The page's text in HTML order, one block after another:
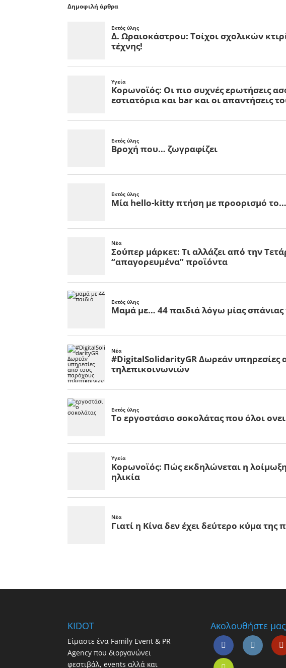
Δημοφιλή άρθρα
KIDOT
Είμαστε ένα Family Event & PR
Agency που διοργανώνει
φεστιβάλ, events αλλά και
Ακολουθήστε μας